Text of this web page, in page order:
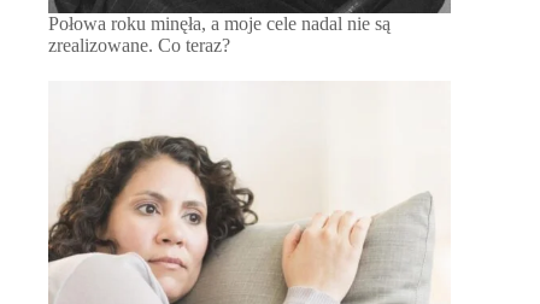
Połowa roku minęła, a moje cele nadal nie są
zrealizowane. Co teraz?